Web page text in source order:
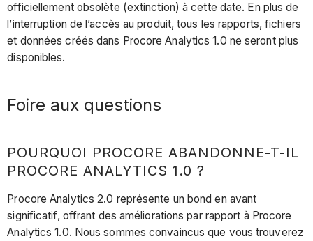
officiellement obsolète (extinction) à cette date. En plus de
l’interruption de l’accès au produit, tous les rapports, fichiers
et données créés dans Procore Analytics 1.0 ne seront plus
disponibles.
Foire aux questions
POURQUOI PROCORE ABANDONNE-T-IL
PROCORE ANALYTICS 1.0 ?
Procore Analytics 2.0 représente un bond en avant
significatif, offrant des améliorations par rapport à Procore
Analytics 1.0. Nous sommes convaincus que vous trouverez